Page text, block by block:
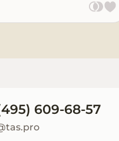
Запчасти для
оборудования
609-68-57